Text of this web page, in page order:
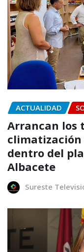
ACTUALIDAD
Arrancan los
climatización
dentro del
Albacete
Sureste